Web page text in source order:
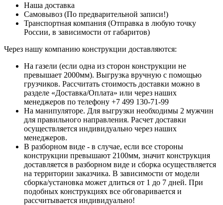
Наша доставка
Самовывоз (По предварительной записи!)
Транспортная компания (Отправка в любую точку
России, в зависимости от габаритов)
Через нашу компанию конструкции доставляются:
На газели (если одна из сторон конструкции не
превышает 2000мм). Выгрузка вручную с помощью
грузчиков. Рассчитать стоимость доставки можно в
разделе «Доставка/Оплата» или через наших
менеджеров по телефону +7 499 130-71-99
На манипуляторе. Для выгрузки необходимы 2 мужчин
для правильного направления. Расчет доставки
осуществляется индивидуально через наших
менеджеров.
В разборном виде - в случае, если все стороны
конструкции превышают 2100мм, значит конструкция
доставляется в разборном виде и сборка осуществляется
на территории заказчика. В зависимости от модели
сборка/установка может длиться от 1 до 7 дней. При
подобных конструкциях все обговаривается и
рассчитывается индивидуально!